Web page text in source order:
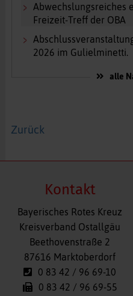
Abwechslungsreiches
Freizeit-Treff der OBA
2026 im Gulielminetti.
alle
Zurück
Kontakt
Bayerisches Rotes Kreuz
Kreisverband Ostallgäu
Beethovenstraße 2
87616 Marktoberdorf
0 83 42 / 96 69-10
0 83 42 / 96 69-55